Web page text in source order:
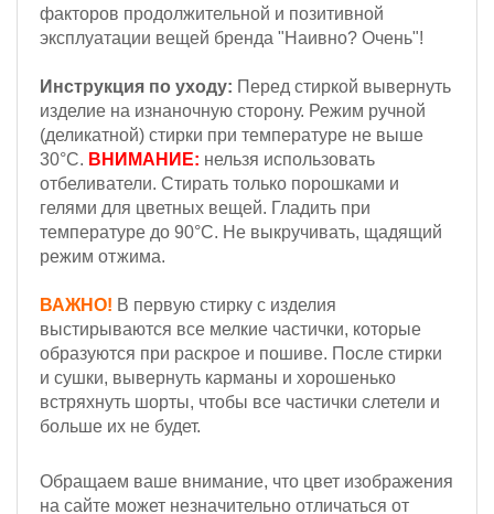
факторов продолжительной и позитивной
эксплуатации вещей бренда "Наивно? Очень"!
Инструкция по уходу: Перед стиркой вывернуть
изделие на изнаночную сторону. Режим ручной
(деликатной) стирки при температуре не выше
30°С. ВНИМАНИЕ: нельзя использовать
отбеливатели. Стирать только порошками и
гелями для цветных вещей. Гладить при
температуре до 90°С. Не выкручивать, щадящий
режим отжима.
ВАЖНО! В первую стирку с изделия
выстирываются все мелкие частички, которые
образуются при раскрое и пошиве. После стирки
и сушки, вывернуть карманы и хорошенько
встряхнуть шорты, чтобы все частички слетели и
больше их не будет.
Обращаем ваше внимание, что цвет изображения
на сайте может незначительно отличаться от